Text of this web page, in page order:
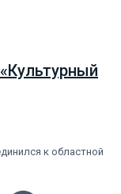
к областной